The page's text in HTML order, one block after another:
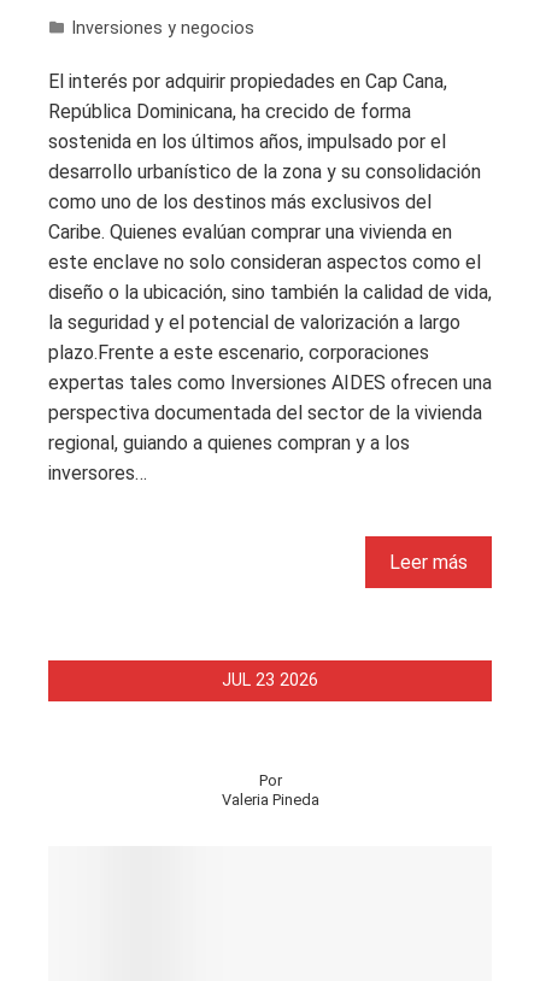
Inversiones y negocios
El interés por adquirir propiedades en Cap Cana,
República Dominicana, ha crecido de forma
sostenida en los últimos años, impulsado por el
desarrollo urbanístico de la zona y su consolidación
como uno de los destinos más exclusivos del
Caribe. Quienes evalúan comprar una vivienda en
este enclave no solo consideran aspectos como el
diseño o la ubicación, sino también la calidad de vida,
la seguridad y el potencial de valorización a largo
plazo.Frente a este escenario, corporaciones
expertas tales como Inversiones AIDES ofrecen una
perspectiva documentada del sector de la vivienda
regional, guiando a quienes compran y a los
inversores…
Leer más
JUL 23 2026
Por
Valeria Pineda